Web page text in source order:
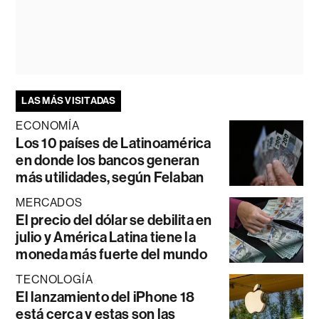
LAS MÁS VISITADAS
ECONOMÍA
Los 10 países de Latinoamérica
en donde los bancos generan
más utilidades, según Felaban
MERCADOS
El precio del dólar se debilita en
julio y América Latina tiene la
moneda más fuerte del mundo
TECNOLOGÍA
El lanzamiento del iPhone 18
está cerca y estas son las